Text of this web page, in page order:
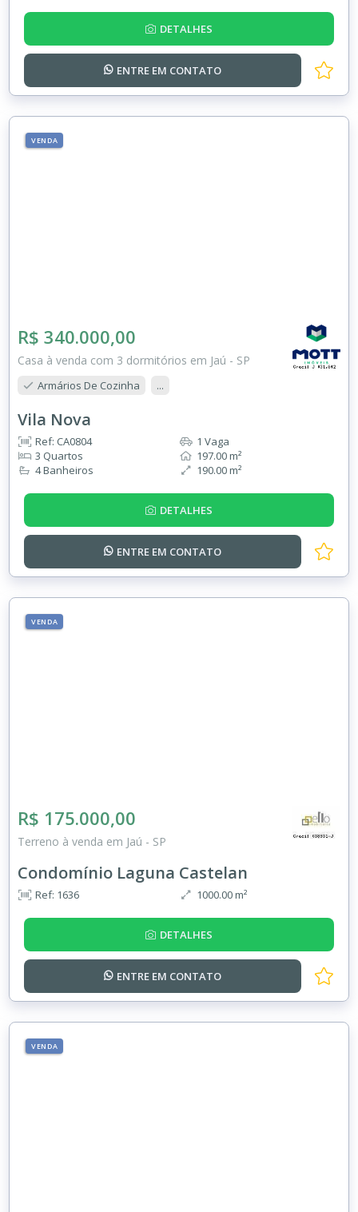
DETALHES
ENTRE EM CONTATO
VENDA
R$ 340.000,00
Casa à venda com 3 dormitórios em Jaú - SP
Armários De Cozinha ...
Vila Nova
Ref: CA0804
3 Quartos
4 Banheiros
1 Vaga
197.00 m²
190.00 m²
DETALHES
ENTRE EM CONTATO
VENDA
R$ 175.000,00
Terreno à venda em Jaú - SP
Condomínio Laguna Castelan
Ref: 1636 1000.00 m²
DETALHES
ENTRE EM CONTATO
VENDA